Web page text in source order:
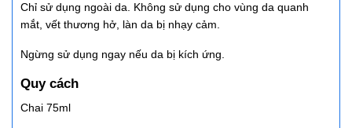
Chỉ sử dụng ngoài da. Không sử dụng cho vùng da quanh
mắt, vết thương hở, làn da bị nhạy cảm.
Ngừng sử dụng ngay nếu da bị kích ứng.
Quy cách
Chai 75ml